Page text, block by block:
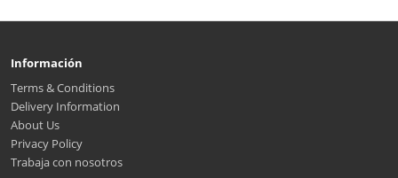
Información
Terms & Conditions
Delivery Information
About Us
Privacy Policy
Trabaja con nosotros